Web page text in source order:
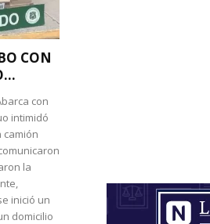
CON
con
intimidó
camión
la
inició un
domicilio